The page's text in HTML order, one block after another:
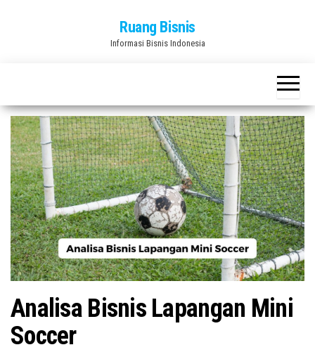
Ruang Bisnis
Informasi Bisnis Indonesia
Analisa Bisnis Lapangan Mini
Soccer